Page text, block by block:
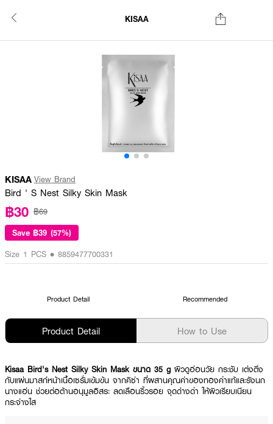
KISAA
KISAA View Brand
Bird ' S Nest Silky Skin Mask
฿30 ฿69
Save ฿39 (57%)
Size 1 PCS • 8859477700331
Product Detail Recommended
Product Detail How to Use
Kisaa Bird's Nest Silky Skin Mask ขนาด 35 g ผิวดูอ่อนวัย กระชับ เต่งตึง
กับแผ่นมาสก์หน้าเนื้อเซรั่มเข้มข้น จากคิซ่า ที่ผสานคุณค่าของทองคำแท้และรังนก
นางแอ่น ช่วยต่อต้านอนุมูลอิสระ ลดเลือนริ้วรอย จุดด่างดำ ให้ผิวเรียบเนียน
กระจ่างใส